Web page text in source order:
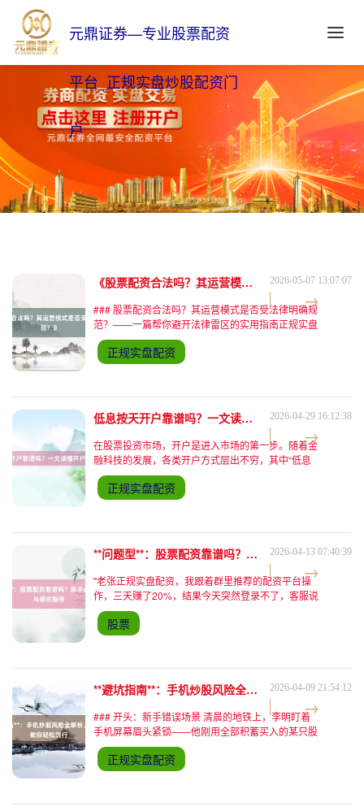
元鼎证券—专业股票配资
平台_正规实盘炒股配资门
户
《股票配资合法吗？其运营模式是否受法律明确规范？》 2026-05-07 13:07:07
### 股票配资合法吗？其运营模式是否受法律明确规
范？——一篇帮你避开法律雷区的实用指南正规实盘
配资 #### 一、开头：用户最困惑的三大问题 "股票
配资是不是灰色地带？""平台承诺的10倍杠杆合法吗
正规实盘配资
低息按天开户靠谱吗？一文读懂开户省钱攻略！ 2026-04-29 16:12:38
在股票投资市场，开户是进入市场的第一步。随着金
融科技的发展，各类开户方式层出不穷，其中“低息
按天开户”的宣传语吸引了不少投资者的目光。但这
种看似诱人的模式真的靠谱吗？如何才能在开户时既
省钱又安全？本文
正规实盘配资
**问题型**：股票配资靠谱吗？新手必看的风险与避坑指南 2026-04-13 07:40:39
"老张正规实盘配资，我跟着群里推荐的配资平台操
作，三天赚了20%，结果今天突然登录不了，客服说
系统升级，现在连本金都提不出来！"上周五晚上，
朋友王明急匆匆打来电话，声音里带着明显的焦虑。
他刚工作两年，
股票
**避坑指南**：手机炒股风险全解析，五大雷区教你轻松绕行 2026-04-09 21:54:12
### 开头：新手错误场景 清晨的地铁上，李明盯着
手机屏幕眉头紧锁——他刚用全部积蓄买入的某只股
票，在早盘集合竞价阶段直接跌停。更让他崩溃的
是，尝试挂单卖出时，APP突然卡顿，等系统恢复
时，股价已封死
正规实盘配资